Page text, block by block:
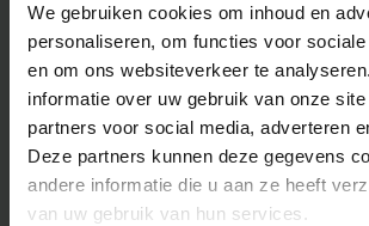
We gebruiken cookies om inhoud en
personaliseren, om functies voor
en om ons websiteverkeer te analyseren.
informatie over uw gebruik van onze
partners voor social media, adverteren
Deze partners kunnen deze gegevens
andere informatie die u aan ze heeft
van uw gebruik van hun services.